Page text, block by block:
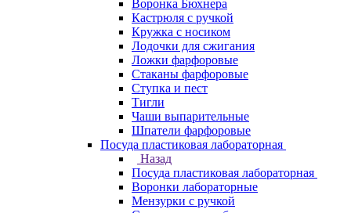
Воронка Бюхнера
Кастрюля с ручкой
Кружка с носиком
Лодочки для сжигания
Ложки фарфоровые
Стаканы фарфоровые
Ступка и пест
Тигли
Чаши выпарительные
Шпатели фарфоровые
Посуда пластиковая лабораторная
Назад
Посуда пластиковая лабораторная
Воронки лабораторные
Мензурки с ручкой